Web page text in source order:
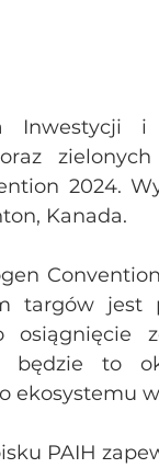
Inwestycji
oraz
2024.
Kanada.
targów jest
będzie to
ekosystemu
PAIH